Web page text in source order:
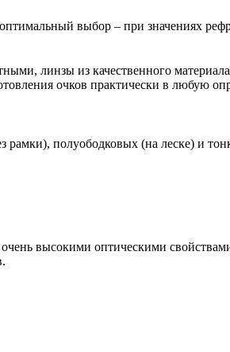
выбор – при значениях
линзы из качественного
очков практически в любую
рамки), полуободковых (на леске) и
высокими оптическими